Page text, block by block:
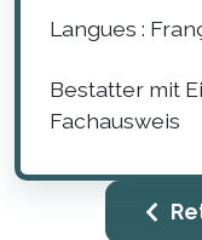
Langues :
Bestatter mit
Fachausweis